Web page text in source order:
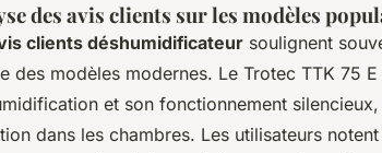
des avis clients sur les modèles
clients déshumidificateur soulignent
des modèles modernes. Le Trotec TTK 75
et son fonctionnement
dans les chambres. Les utilisateurs